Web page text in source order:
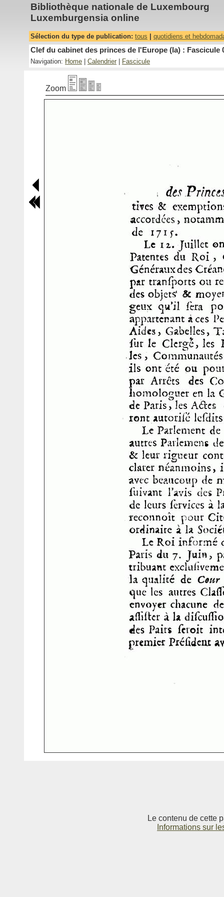
Bibliothèque nationale de Luxembourg
Luxemburgensia online
Sélection du type de publication: tous quotidiens et
Clef du cabinet des princes de l'Europe (la) : Fascicule
Navigation: Home Calendrier Fascicule
Zoom
Le contenu de cette
Informations sur